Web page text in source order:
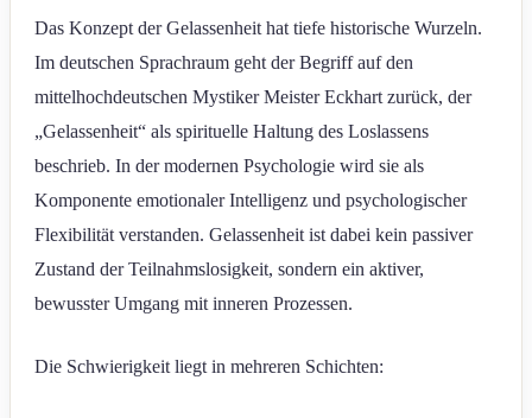
Das Konzept der Gelassenheit hat tiefe historische Wurzeln.
Im deutschen Sprachraum geht der Begriff auf den
mittelhochdeutschen Mystiker Meister Eckhart zurück, der
„Gelassenheit“ als spirituelle Haltung des Loslassens
beschrieb. In der modernen Psychologie wird sie als
Komponente emotionaler Intelligenz und psychologischer
Flexibilität verstanden. Gelassenheit ist dabei kein passiver
Zustand der Teilnahmslosigkeit, sondern ein aktiver,
bewusster Umgang mit inneren Prozessen.
Die Schwierigkeit liegt in mehreren Schichten: